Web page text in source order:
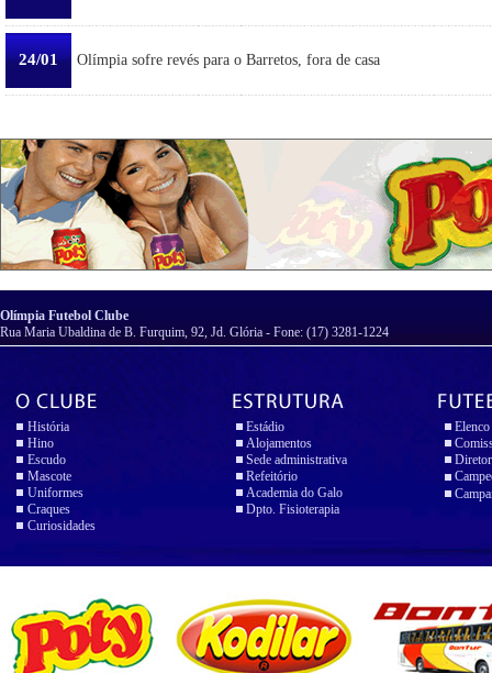
24/01 Olímpia sofre revés para o Barretos, fora de casa
Olímpia Futebol Clube
Rua Maria Ubaldina de B. Furquim, 92, Jd. Glória - Fone: (17) 3281-1224
História
Hino
Escudo
Mascote
Uniformes
Craques
Curiosidades
Estádio
Alojamentos
Sede administrativa
Refeitório
Academia do Galo
Dpto. Fisioterapia
Elenco